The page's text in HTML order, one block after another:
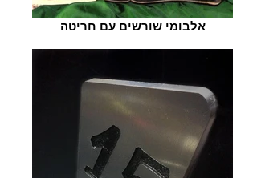
אלבומי שורשים עם חריטה